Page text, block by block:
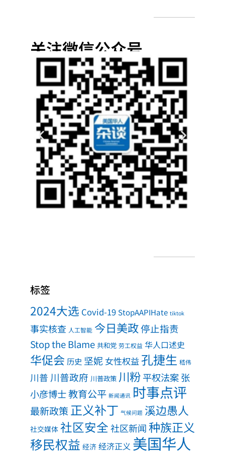
关注微信公众号
标签
2024大选 Covid-19 StopAAPIHate tiktok
事实核查 人工智能 今日美政停止指责
Stop the Blame 共和党 劳工权益 华人口述史
华促会 历史 坚妮 女性权益 孔捷生 嵇伟
川普 川普政府 川普政策 川粉平权法案张
小彦博士教育公平 新闻通讯 时事点评
最新政策正义补丁 气候问题 溪边愚人
社交媒体 社区安全社区新闻种族正义
移民权益 经济 经济正义 美国华人